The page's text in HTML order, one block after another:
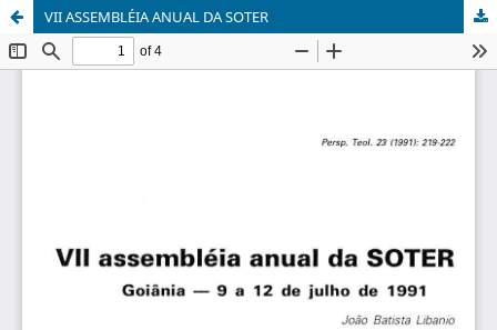
VII ASSEMBLÉIA ANUAL DA SOTER